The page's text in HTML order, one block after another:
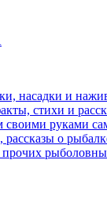
насадки и
стихи и
своими руками
о
прочих